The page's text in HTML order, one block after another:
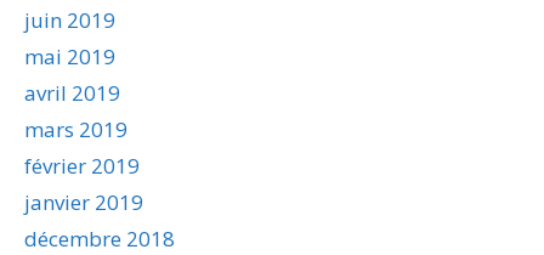
juin 2019
mai 2019
avril 2019
mars 2019
février 2019
janvier 2019
décembre 2018